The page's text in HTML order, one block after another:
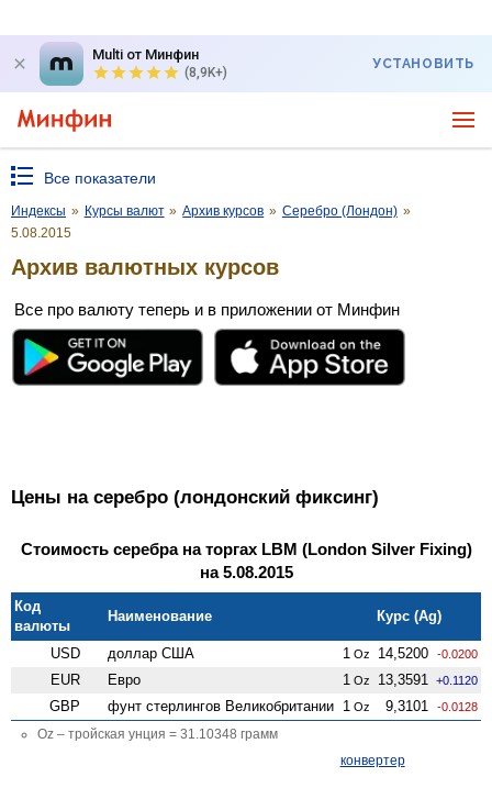
Multi от Минфин
(8,9K+)
УСТАНОВИТЬ
Все показатели
Индексы » Курсы валют » Архив курсов » Серебро (Лондон) »
5.08.2015
Архив валютных курсов
Все про валюту теперь и в приложении от Минфин
Цены на серебро (лондонский фиксинг)
Стоимость серебра на торгах LBM (London Silver Fixing)
на 5.08.2015
Код
валюты
Наименование Курс (Ag)
USD доллар США 1 Oz 14,5200 -0.0200
EUR Евро 1 Oz 13,3591 +0.1120
GBP фунт стерлингов Велико­британии 1 Oz 9,3101 -0.0128
Oz – тройская унция = 31.10348 грамм
конвертер